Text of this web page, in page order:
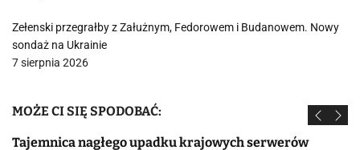
Zełenski przegrałby z Załużnym, Fedorowem i Budanowem. Nowy
sondaż na Ukrainie
7 sierpnia 2026
MOŻE CI SIĘ SPODOBAĆ:
Tajemnica nagłego upadku krajowych serwerów